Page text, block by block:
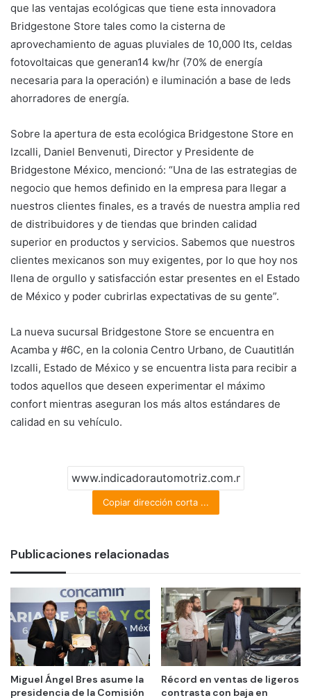
que las ventajas ecológicas que tiene esta innovadora
Bridgestone Store tales como la cisterna de
aprovechamiento de aguas pluviales de 10,000 lts, celdas
fotovoltaicas que generan14 kw/hr (70% de energía
necesaria para la operación) e iluminación a base de leds
ahorradores de energía.
Sobre la apertura de esta ecológica Bridgestone Store en
Izcalli, Daniel Benvenuti, Director y Presidente de
Bridgestone México, mencionó: “Una de las estrategias de
negocio que hemos definido en la empresa para llegar a
nuestros clientes finales, es a través de nuestra amplia red
de distribuidores y de tiendas que brinden calidad
superior en productos y servicios. Sabemos que nuestros
clientes mexicanos son muy exigentes, por lo que hoy nos
llena de orgullo y satisfacción estar presentes en el Estado
de México y poder cubrirlas expectativas de su gente”.
La nueva sucursal Bridgestone Store se encuentra en
Acamba y #6C, en la colonia Centro Urbano, de Cuautitlán
Izcalli, Estado de México y se encuentra lista para recibir a
todos aquellos que deseen experimentar el máximo
confort mientras aseguran los más altos estándares de
calidad en su vehículo.
Copiar dirección corta ...
Publicaciones relacionadas
Miguel Ángel Bres asume la
presidencia de la Comisión
Récord en ventas de ligeros
contrasta con baja en